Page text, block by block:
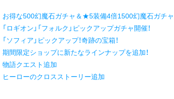
お得な500幻魔石ガチャ＆★5装備4倍1500幻魔石ガチャ
「ロギオン」「フォルク」ピックアップガチャ開催！
「ソフィア」ピックアップ！奇跡の宝箱！
期間限定ショップに新たなラインナップを追加！
物語クエスト追加
ヒーローのクロスストーリー追加